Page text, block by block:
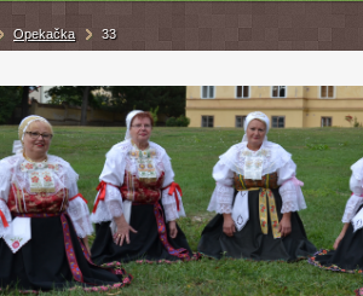
Opekačka 33